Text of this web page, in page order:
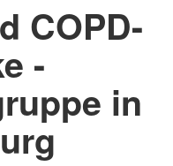
COPD-
-
in